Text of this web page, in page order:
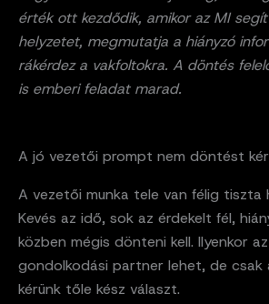
érték ott kezdődik, amikor az MI
helyzetet, megmutatja a hiányzó
rákérdez a vakfoltokra. A döntés
is emberi feladat marad.
A jó vezetői prompt nem döntést kér
A vezetői munka tele van félig tiszta
Kevés az idő, sok az érdekelt fél,
közben mégis dönteni kell. Ilyenkor
gondolkodási partner lehet, de csak
kérünk tőle kész választ.